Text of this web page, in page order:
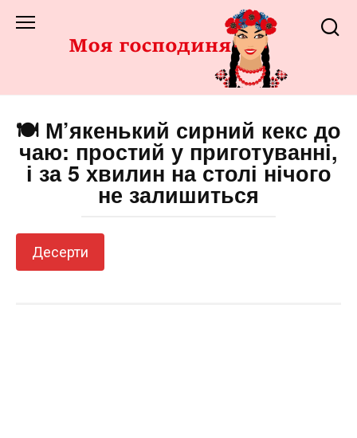
до
🍽️ М’якенький сирний кекс до
чаю: простий у приготуванні,
і за 5 хвилин на столі нічого
не залишиться
Десерти